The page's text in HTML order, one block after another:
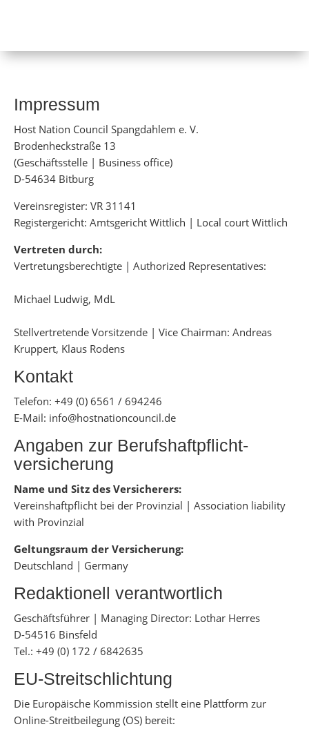
Impressum
Host Nation Council Spangdahlem e. V.
Brodenheckstraße 13
(Geschäftsstelle | Business office)
D-54634 Bitburg
Vereinsregister: VR 31141
Registergericht: Amtsgericht Wittlich | Local court Wittlich
Vertreten durch:
Vertretungsberechtigte | Authorized Representatives:
Michael Ludwig, MdL
Stellvertretende Vorsitzende | Vice Chairman: Andreas
Kruppert, Klaus Rodens
Kontakt
Telefon: +49 (0) 6561 / 694246
E-Mail: info@hostnationcouncil.de
Angaben zur Berufs­haftpflicht­
versicherung
Name und Sitz des Versicherers:
Vereinshaftpflicht bei der Provinzial | Association liability
with Provinzial
Geltungsraum der Versicherung:
Deutschland | Germany
Redaktionell verantwortlich
Geschäftsführer | Managing Director: Lothar Herres
D-54516 Binsfeld
Tel.: +49 (0) 172 / 6842635
EU-Streitschlichtung
Die Europäische Kommission stellt eine Plattform zur
Online-Streitbeilegung (OS) bereit: